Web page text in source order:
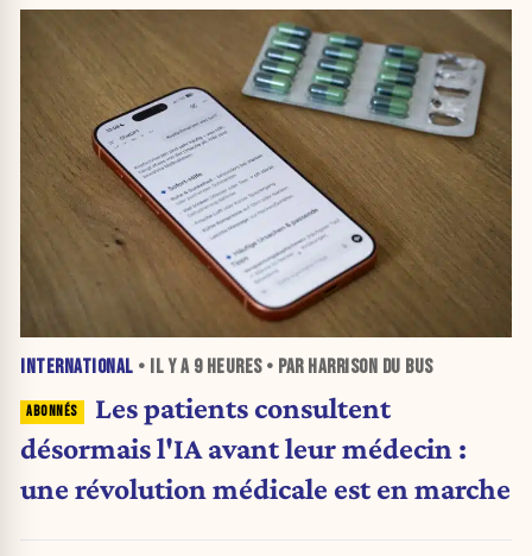
INTERNATIONAL • IL Y A 9 HEURES• PAR HARRISON DU BUS
Les patients consultent
désormais l'IA avant leur médecin :
une révolution médicale est en marche